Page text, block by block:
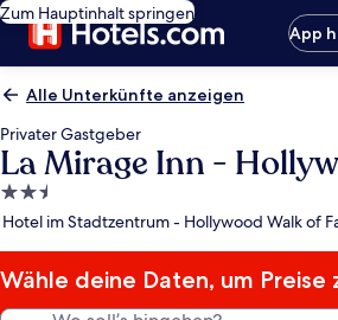
Zum Hauptinhalt springen
App
Alle Unterkünfte anzeigen
Privater Gastgeber
La Mirage Inn -
2.5-
Sterne-
Hotel im Stadtzentrum - Hollywood Walk of
Wähle deine Daten, um Preise